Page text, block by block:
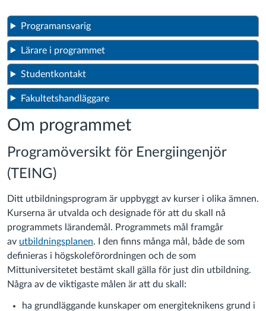
Programansvarig
Lärare i programmet
Studentkontakt
Fakultetshandläggare
Om programmet
Programöversikt för Energiingenjör
(TEING)
Ditt utbildningsprogram är uppbyggt av kurser i olika ämnen.
Kurserna är utvalda och designade för att du skall nå
programmets lärandemål. Programmets mål framgår
av utbildningsplanen. I den finns många mål, både de som
definieras i högskoleförordningen och de som
Mittuniversitetet bestämt skall gälla för just din utbildning.
Några av de viktigaste målen är att du skall:
ha grundläggande kunskaper om energiteknikens grund i